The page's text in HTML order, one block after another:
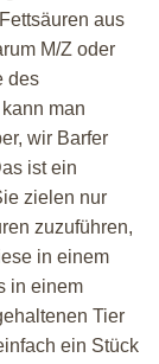
aus
M/Z oder
des
man
wir Barfer
ist ein
zielen nur
zuzuführen,
in einem
in einem
Tier
ein Stück